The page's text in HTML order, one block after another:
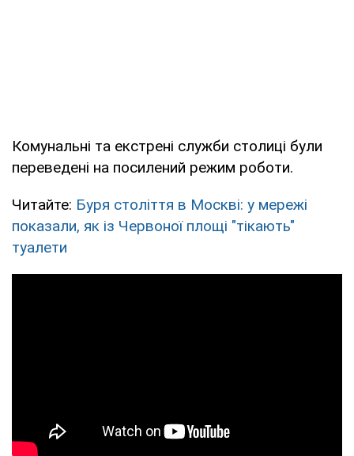
Комунальні та екстрені служби столиці були
переведені на посилений режим роботи.
Читайте: Буря століття в Москві: у мережі
показали, як із Червоної площі "тікають"
туалети